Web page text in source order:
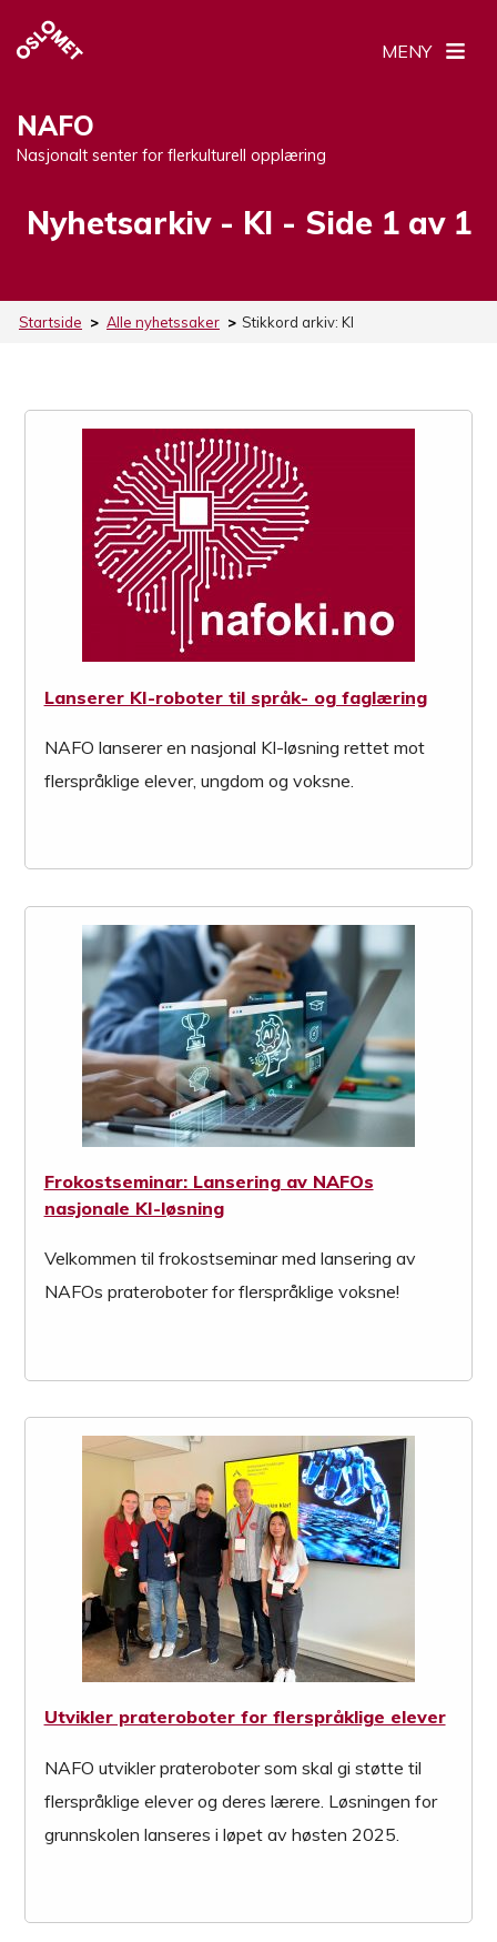
NAFO
Nasjonalt senter for flerkulturell opplæring
MENY
Nyhetsarkiv - Stikkord:
KI - Side 1 av 1
Startside > Alle nyhetssaker > Stikkord arkiv: KI
Lanserer KI-roboter til språk- og faglæring
NAFO lanserer en nasjonal KI-løsning rettet mot
flerspråklige elever, ungdom og voksne.
Frokostseminar: Lansering av NAFOs
nasjonale KI-løsning
Velkommen til frokostseminar med lansering av
NAFOs prateroboter for flerspråklige voksne!
Utvikler prateroboter for flerspråklige elever
NAFO utvikler prateroboter som skal gi støtte til
flerspråklige elever og deres lærere. Løsningen for
grunnskolen lanseres i løpet av høsten 2025.